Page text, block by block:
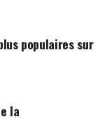
populaires sur
la